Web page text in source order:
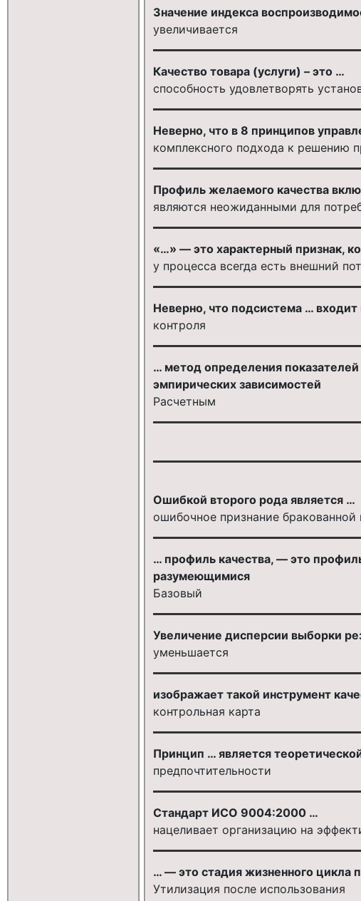
Значение индекса
увеличивается
Качество товара (услуги) – это …
способность удовлетворять
Неверно, что в 8 принципов
комплексного подхода к решению
Профиль желаемого качества
являются неожиданными для
«…» — это характерный признак,
у процесса всегда есть внешний
Неверно, что подсистема …
контроля
… метод определения
эмпирических зависимостей
Расчетным
Ошибкой второго рода является …
ошибочное признание бракованной
… профиль качества, — это
разумеющимися
Базовый
Увеличение дисперсии выборки
уменьшается
изображает такой инструмент
контрольная карта
Принцип … является
предпочтительности
Стандарт ИСО 9004:2000 …
нацеливает организацию на
… — это стадия жизненного цикла
Утилизация после использования